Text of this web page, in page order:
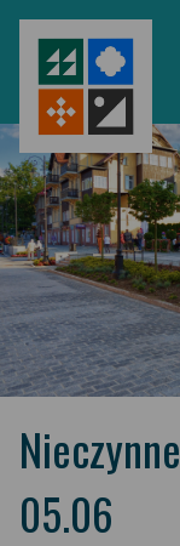
Nieczynne
05.06